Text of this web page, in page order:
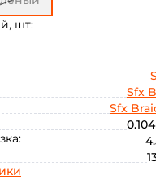
шт:
Sfx
Sfx